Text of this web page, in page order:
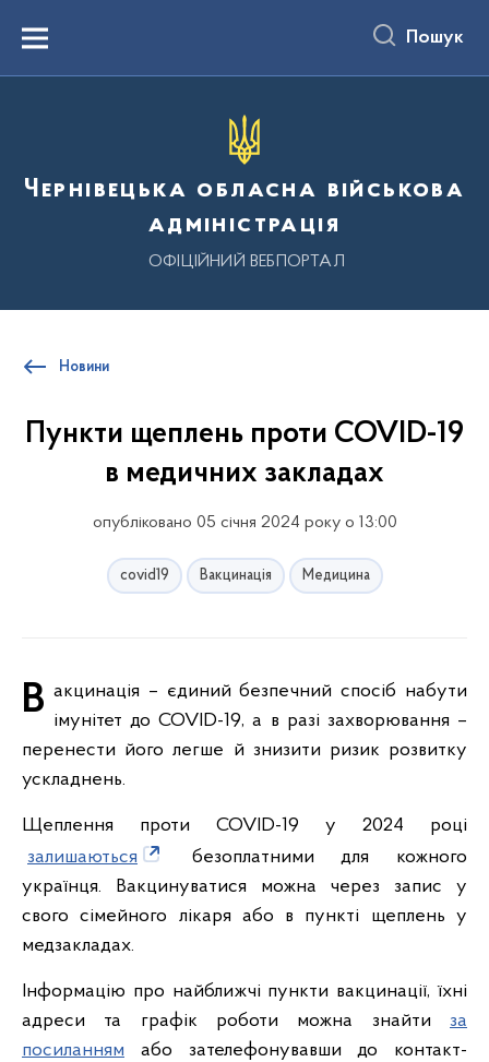
вмістуMenu Пошук
Чернівецька обласна військова
адміністрація
ОФІЦІЙНИЙ ВЕБПОРТАЛ
Новини
Пункти щеплень проти COVID-19
в медичних закладах
опубліковано 05 січня 2024 року о 13:00
covid19 Вакцинація Медицина
Вакцинація – єдиний безпечний спосіб набути імунітет до COVID-19, а в разі захворювання –
перенести його легше й знизити ризик розвитку
ускладнень.
Щеплення проти COVID-19 у 2024 році
залишаються
безоплатними для кожного
українця. Вакцинуватися можна через запис у
свого сімейного лікаря або в пункті щеплень у
медзакладах.
Інформацію про найближчі пункти вакцинації, їхні
адреси та графік роботи можна знайти за
посиланням або зателефонувавши до контакт-